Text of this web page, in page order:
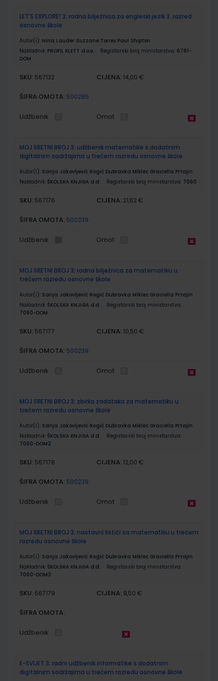
LET'S EXPLORE! 3; radna bilježnica za engleski jezik 3. razred
osnovne škole
Autor(i): Nina Lauder Suzzane Torres Paul Shipton
Nakladnik: PROFIL KLETT d.o.o. Registarski broj ministarstva: 6781-
DOM
SKU: 567132 CIJENA: 14,00 €
ŠIFRA OMOTA: 500285
Udžbenik Omot
MOJ SRETNI BROJ 3; udžbenik matematike s dodatnim
digitalnim sadržajima u trećem razredu osnovne škole
Autor(i): Sanja Jakovljević Rogić Dubravka Miklec Graciella Prtajin
Nakladnik: ŠKOLSKA KNJIGA d.d. Registarski broj ministarstva: 7060
SKU: 567176 CIJENA: 21,62 €
ŠIFRA OMOTA: 500239
Udžbenik Omot
MOJ SRETNI BROJ 3; radna bilježnica za matematiku u
trećem razredu osnovne škole
Autor(i): Sanja Jakovljević Rogić Dubravka Miklec Graciella Prtajin
Nakladnik: ŠKOLSKA KNJIGA d.d.
Registarski broj ministarstva:
7060-DOM
SKU: 567177 CIJENA: 10,50 €
ŠIFRA OMOTA: 500239
Udžbenik Omot
MOJ SRETNI BROJ 3; zbirka zadataka za matematiku u
trećem razredu osnovne škole
Autor(i): Sanja Jakovljević Rogić Dubravka Miklec Graciella Prtajin
Nakladnik: ŠKOLSKA KNJIGA d.d.
Registarski broj ministarstva:
7060-DOM2
SKU: 567178 CIJENA: 12,00 €
ŠIFRA OMOTA: 500239
Udžbenik Omot
MOJ SRETNI BROJ 3; nastavni listići za matematiku u trećem
razredu osnovne škole
Autor(i): Sanja Jakovljević Rogić Dubravka Miklec Graciella Prtajin
Nakladnik: ŠKOLSKA KNJIGA d.d.
Registarski broj ministarstva:
7060-DOM3
SKU: 567179 CIJENA: 9,50 €
ŠIFRA OMOTA:
Udžbenik
E-SVIJET 3; radni udžbenik informatike s dodatnim
digitalnim sadržajima u trećem razredu osnovne škole